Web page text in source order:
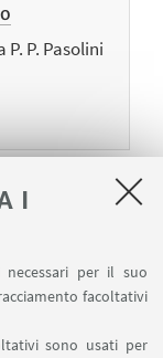
I
per il suo
facoltativi
sono usati per
P. Pasolini
5b,